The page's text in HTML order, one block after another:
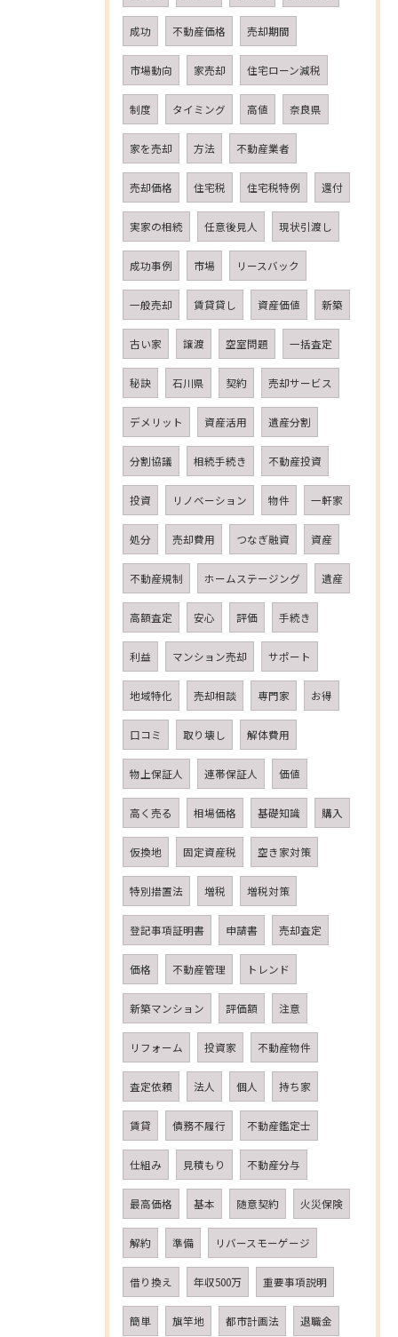
成功 不動産価格 売却期間
市場動向 家売却 住宅ローン減税
制度 タイミング 高値 奈良県
家を売却 方法 不動産業者
売却価格 住宅税 住宅税特例 還付
実家の相続 任意後見人 現状引渡し
成功事例 市場 リースバック
一般売却 賃貸貸し 資産価値 新築
古い家 譲渡 空室問題 一括査定
秘訣 石川県 契約 売却サービス
デメリット 資産活用 遺産分割
分割協議 相続手続き 不動産投資
投資 リノベーション 物件 一軒家
処分 売却費用 つなぎ融資 資産
不動産規制 ホームステージング 遺産
高額査定 安心 評価 手続き
利益 マンション売却 サポート
地域特化 売却相談 専門家 お得
口コミ 取り壊し 解体費用
物上保証人 連帯保証人 価値
高く売る 相場価格 基礎知識 購入
仮換地 固定資産税 空き家対策
特別措置法 増税 増税対策
登記事項証明書 申請書 売却査定
価格 不動産管理 トレンド
新築マンション 評価額 注意
リフォーム 投資家 不動産物件
査定依頼 法人 個人 持ち家
賃貸 債務不履行 不動産鑑定士
仕組み 見積もり 不動産分与
最高価格 基本 随意契約 火災保険
解約 準備 リバースモーゲージ
借り換え 年収500万 重要事項説明
簡単 旗竿地 都市計画法 退職金